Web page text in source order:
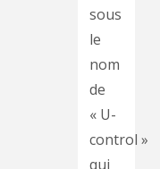
sous
le
nom
de
« U-
control »
qui